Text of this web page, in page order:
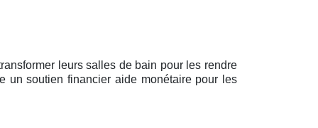
leurs salles de bain pour les rendre
un soutien financier aide monétaire pour les